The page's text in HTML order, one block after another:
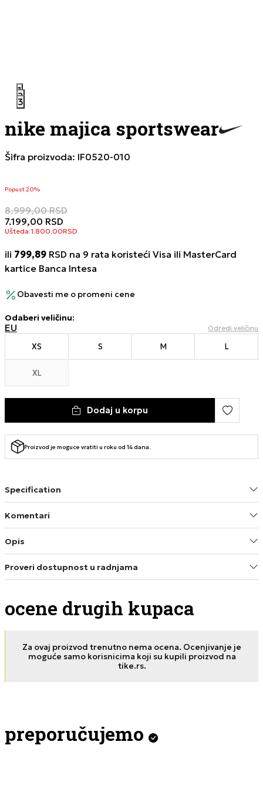
1
2
3
nike majica sportswear
Šifra proizvoda: IF0520-010
Popust 20%
8.999,00 RSD
7.199,00 RSD
Ušteda:1.800,00RSD
ili 799,89 RSD na 9 rata koristeći Visa ili MasterCard
kartice Banca Intesa
Obavesti me o promeni cene
Odaberi veličinu:
EU Odredi veličinu
XS S M L
XL
Dodaj u korpu
Proizvod je moguce vratiti u roku od 14 dana.
Specification
Komentari
Opis
Proveri dostupnost u radnjama
ocene drugih kupaca
Za ovaj proizvod trenutno nema ocena. Ocenjivanje je
moguće samo korisnicima koji su kupili proizvod na
tike.rs.
preporučujemo